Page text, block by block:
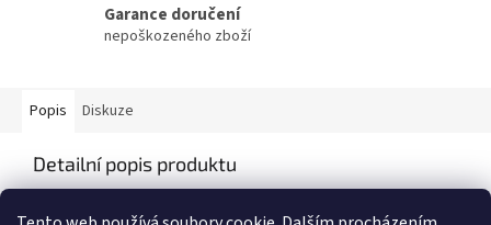
Garance doručení
nepoškozeného zboží
Popis Diskuze
Detailní popis produktu